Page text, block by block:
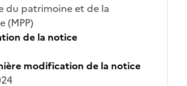
du patrimoine et de la
(MPP)
de la notice
modification de la notice